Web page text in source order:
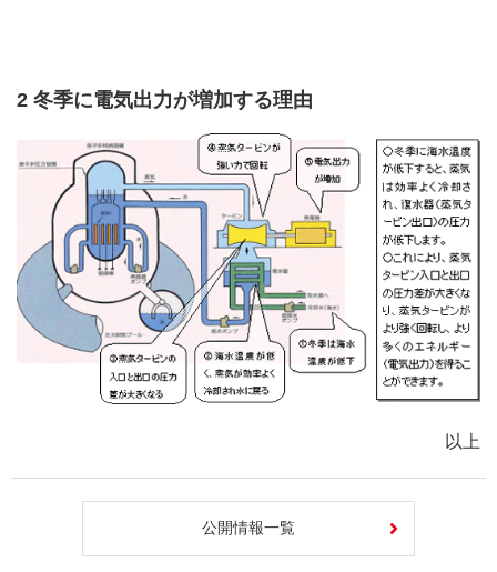
2 冬季に電気出力が増加する理由
以上
公開情報一覧